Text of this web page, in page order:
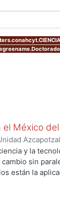
México del
HILDA
y la
sin
están la